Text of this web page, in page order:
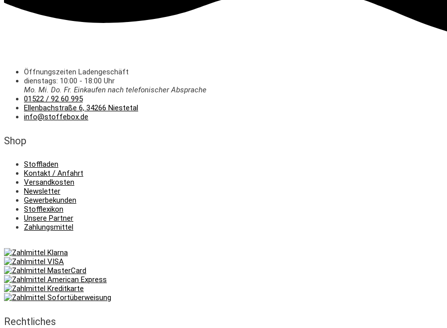
Öffnungszeiten Ladengeschäft
dienstags: 10:00 - 18:00 Uhr
Mo. Mi. Do. Fr. Einkaufen nach telefonischer Absprache
01522 / 92 60 995
Ellenbachstraße 6, 34266 Niestetal
info@stoffebox.de
Shop
Stoffladen
Kontakt / Anfahrt
Versandkosten
Newsletter
Gewerbekunden
Stofflexikon
Unsere Partner
Zahlungsmittel
Rechtliches